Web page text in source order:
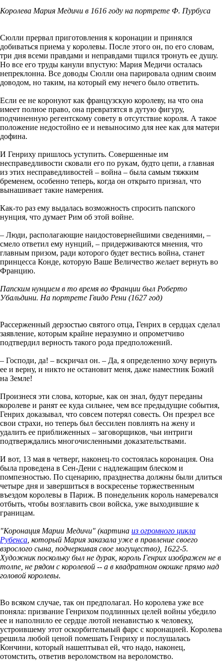
Королева Мария Медичи в 1616 году на портрете Ф. Пурбуса
Сюлли прервал приготовления к коронации и принялся
добиваться приема у королевы. После этого он, по его словам,
три дня всеми правдами и неправдами тщился тронуть ее душу.
Но все его труды канули впустую: Мария Медичи осталась
непреклонна. Все доводы Сюлли она парировала одним своим
доводом, но таким, на который ему нечего было ответить.
Если ее не коронуют как французскую королеву, на что она
имеет полное право, она превратятся в дутую фигуру,
подчиненную регентскому совету в отсутствие короля. А такое
положение недостойно ее и невыносимо для нее как для матери
дофина.
И Генриху пришлось уступить. Совершенные им
несправедливости сковали его по рукам, будто цепи, а главная
из этих несправедливостей – война – была самым тяжким
бременем, особенно теперь, когда он открыто признал, что
вынашивает такие намерения.
Как-то раз ему выдалась возможность спросить папского
нунция, что думает Рим об этой войне.
– Люди, располагающие наидостовернейшими сведениями, –
смело ответил ему нунций, – придерживаются мнения, что
главным призом, ради которого будет вестись война, станет
принцесса Конде, которую Ваше Величество желает вернуть во
Францию.
Папским нунцием в то время во Франции был Роберто
Убальдини. На портрете Гвидо Рени (1627 год)
Рассерженный дерзостью святого отца, Генрих в сердцах сделал
заявление, которым крайне неразумно и опрометчиво
подтвердил верность такого рода предположений.
– Господи, да! – вскричал он. – Да, я определенно хочу вернуть
ее и верну, и никто не остановит меня, даже наместник Божий
на Земле!
Произнеся эти слова, которые, как он знал, будут переданы
королеве и ранят ее куда сильнее, чем все предыдущие события,
Генрих доказывал, что совсем потерял совесть. Он презрел все
свои страхи, но теперь был бессилен повлиять на жену и
удалить ее приближенных – заговорщиков, чьи интриги
подтверждались многочисленными доказательствами.
И вот, 13 мая в четверг, наконец-то состоялась коронация. Она
была проведена в Сен-Дени с надлежащим блеском и
помпезностью. По сценарию, празднества должны были длиться
четыре дня и завершиться в воскресенье торжественным
въездом королевы в Париж. В понедельник король намеревался
отбыть, чтобы возглавить свои войска, уже выходившие к
границам.
"Коронация Марии Медичи" (картина из огромного цикла
Рубенса , который Мария заказала уже в правление своего
взрослого сына, подчеркивая свое могущество), 1622-5.
Художник поскольку был не дурак, король Генрих изображен не в
толпе, не рядом с королевой -- а в квадратном окошке прямо над
головой королевы.
Во всяком случае, так он предполагал. Но королева уже все
поняла: призвание Генрихом подлинных целей войны убедило
ее и наполнило ее сердце лютой ненавистью к человеку,
устроившему этот оскорбительный фарс с коронацией. Королева
решила любой ценой помешать Генриху и послушалась
Кончини, который нашептывал ей, что надо, наконец,
отомстить, ответив вероломством на вероломство.